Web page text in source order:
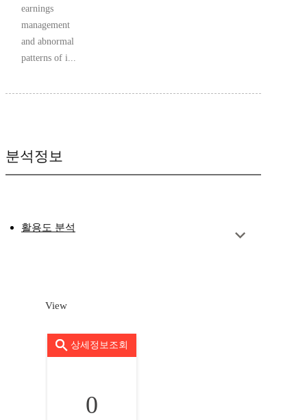
earnings
management
and abnormal
patterns of i...
분석정보
활용도 분석
View
상세정보조회
0